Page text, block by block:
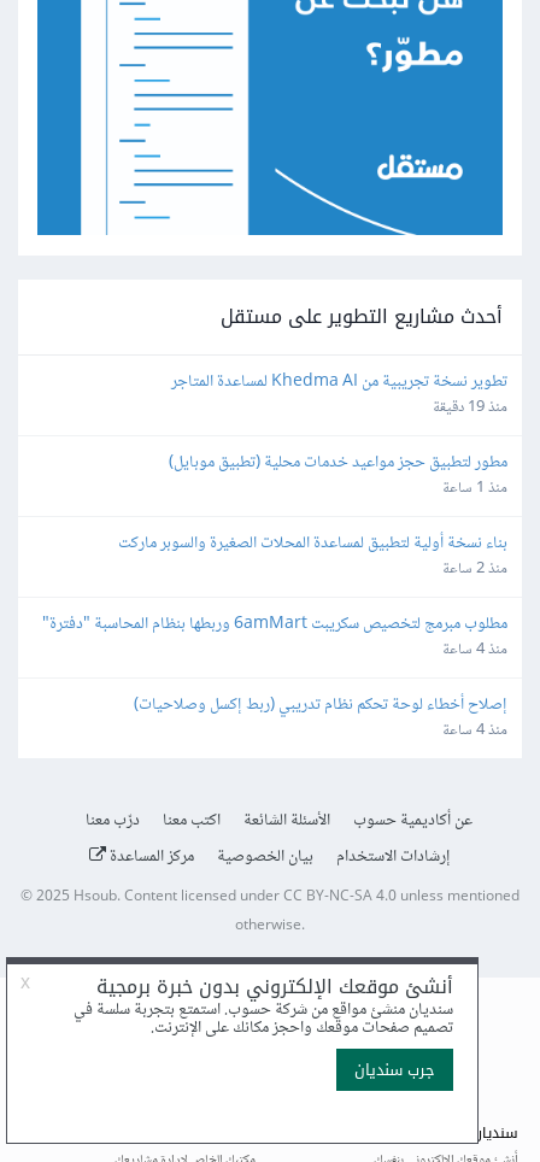
أحدث مشاريع التطوير على مستقل
تطوير نسخة تجريبية من Khedma AI لمساعدة المتاجر
منذ 19 دقيقة
مطور لتطبيق حجز مواعيد خدمات محلية (تطبيق موبايل)
منذ 1 ساعة
بناء نسخة أولية لتطبيق لمساعدة المحلات الصغيرة والسوبر ماركت
منذ 2 ساعة
وبوابات الدفع في مصر
منذ 4 ساعة
إصلاح أخطاء لوحة تحكم نظام تدريبي (ربط إكسل وصلاحيات)
منذ 4 ساعة
عن أكاديمية حسوب الأسئلة الشائعة اكتب معنا
درّب معنا
إرشادات الاستخدام
بيان الخصوصية مركز المساعدة
© 2025 Hsoub.Content licensed underCC BY-NC-SA 4.0unless mentioned
otherwise.